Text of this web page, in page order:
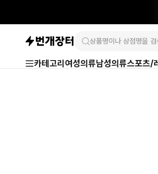
카테고리 여성의류남성의류스포츠/